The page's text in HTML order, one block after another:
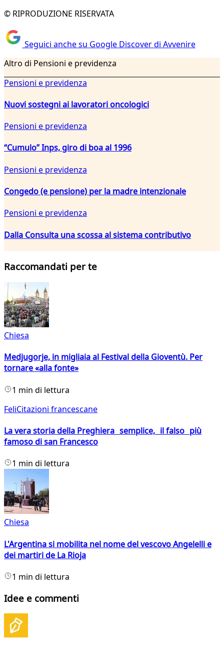
© RIPRODUZIONE RISERVATA
Seguici anche su Google Discover di Avvenire
Altro di Pensioni e previdenza
Pensioni e previdenza
Nuovi sostegni ai lavoratori oncologici
Pensioni e previdenza
“Cumulo” Inps, giro di boa al 1996
Pensioni e previdenza
Congedo (e pensione) per la madre intenzionale
Pensioni e previdenza
Dalla Consulta una scossa al sistema contributivo
Raccomandati per te
Chiesa
Medjugorje, in migliaia al Festival della Gioventù. Per
tornare «alla fonte»
1 min di lettura
FeliCitazioni francescane
La vera storia della Preghiera semplice, il falso più
famoso di san Francesco
1 min di lettura
Chiesa
L'Argentina si mobilita nel nome del vescovo Angelelli e
dei martiri de La Rioja
1 min di lettura
Idee e commenti